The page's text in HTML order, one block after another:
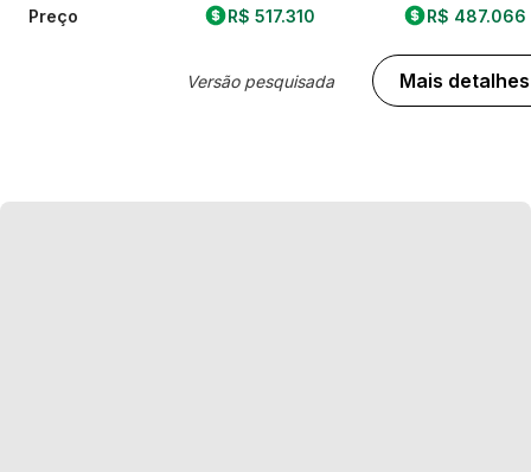
Preço R$ 517.310
Versão pesquisada
R$ 487.066
Mais detalhes